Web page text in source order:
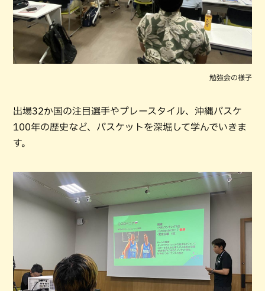
勉強会の様子
出場32か国の注目選手やプレースタイル、沖縄バスケ
100年の歴史など、バスケットを深堀して学んでいきま
す。